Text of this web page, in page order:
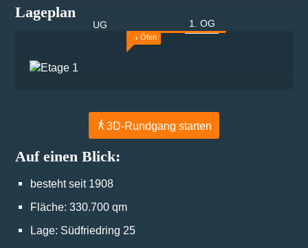
Lageplan
UG 1. OG
Öfen
Aufzug der Trauerhalle
3D-Rundgang starten
Auf einen Blick:
besteht seit 1908
Fläche: 330.700 qm
Lage: Südfriedring 25